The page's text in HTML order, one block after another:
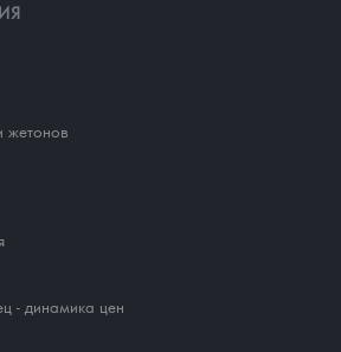
жетонов
- динамика цен